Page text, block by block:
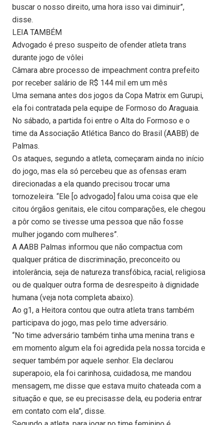
buscar o nosso direito, uma hora isso vai diminuir”,
disse.
LEIA TAMBÉM
Advogado é preso suspeito de ofender atleta trans
durante jogo de vôlei
Câmara abre processo de impeachment contra prefeito
por receber salário de R$ 144 mil em um mês
Uma semana antes dos jogos da Copa Matrix em Gurupi,
ela foi contratada pela equipe de Formoso do Araguaia.
No sábado, a partida foi entre o Alta do Formoso e o
time da Associação Atlética Banco do Brasil (AABB) de
Palmas.
Os ataques, segundo a atleta, começaram ainda no início
do jogo, mas ela só percebeu que as ofensas eram
direcionadas a ela quando precisou trocar uma
tornozeleira. “Ele [o advogado] falou uma coisa que ele
citou órgãos genitais, ele citou comparações, ele chegou
a pôr como se tivesse uma pessoa que não fosse
mulher jogando com mulheres”.
A AABB Palmas informou que não compactua com
qualquer prática de discriminação, preconceito ou
intolerância, seja de natureza transfóbica, racial, religiosa
ou de qualquer outra forma de desrespeito à dignidade
humana (veja nota completa abaixo).
Ao g1, a Heitora contou que outra atleta trans também
participava do jogo, mas pelo time adversário.
“No time adversário também tinha uma menina trans e
em momento algum ela foi agredida pela nossa torcida e
sequer também por aquele senhor. Ela declarou
superapoio, ela foi carinhosa, cuidadosa, me mandou
mensagem, me disse que estava muito chateada com a
situação e que, se eu precisasse dela, eu poderia entrar
em contato com ela”, disse.